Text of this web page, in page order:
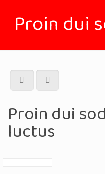
Proin dui
Proin dui
luctus